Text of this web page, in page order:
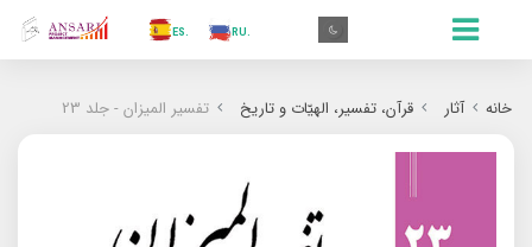
.IN
خانه آثار قرآن، تفسیر، الهیّات و تاریخ تفسیر المیزان - جلد 23